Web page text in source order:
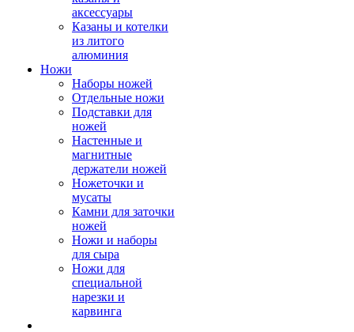
аксессуары
Казаны и котелки
из литого
алюминия
Ножи
Наборы ножей
Отдельные ножи
Подставки для
ножей
Настенные и
магнитные
держатели ножей
Ножеточки и
мусаты
Камни для заточки
ножей
Ножи и наборы
для сыра
Ножи для
специальной
нарезки и
карвинга